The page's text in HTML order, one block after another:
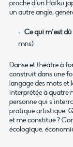
proche d’un Haïku
un autre angle,
Ce qui m’est dû
mns)
Danse et théâtre à
construit dans une
langage des mots et
interprétée à quatre
personne qui
pratique artistique.
et me constitue ?
écologique,